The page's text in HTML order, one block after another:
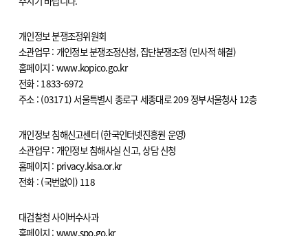
개인정보 분쟁조정위원회
소관업무 : 개인정보 분쟁조정신청, 집단분쟁조정 (민사적 해결)
홈페이지 : www.kopico.go.kr
전화 : 1833-6972
주소 : (03171) 서울특별시 종로구 세종대로 209 정부서울청사 12층
개인정보 침해신고센터 (한국인터넷진흥원 운영)
소관업무 : 개인정보 침해사실 신고, 상담 신청
홈페이지 : privacy.kisa.or.kr
전화 : (국번없이) 118
대검찰청 사이버수사과
홈페이지 : www.spo.go.kr